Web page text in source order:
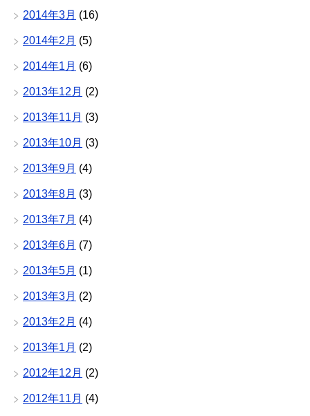
2014年3月 (16)
2014年2月 (5)
2014年1月 (6)
2013年12月 (2)
2013年11月 (3)
2013年10月 (3)
2013年9月 (4)
2013年8月 (3)
2013年7月 (4)
2013年6月 (7)
2013年5月 (1)
2013年3月 (2)
2013年2月 (4)
2013年1月 (2)
2012年12月 (2)
2012年11月 (4)